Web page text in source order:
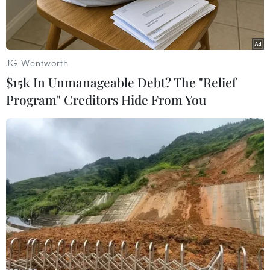
Các công ty viễn thông ráo riết phòng tránh bão nhằm đảm
bảo thông tin liên lạc. (Ảnh: CTV/Vietnam+)
Trước tình hình diễn biến phức tạp của bão
Kalmaegi, các doanh nghiệp viễn thông đã khẩn
JG Wentworth
$15k In Unmanageable Debt? The "Relief
Program" Creditors Hide From You